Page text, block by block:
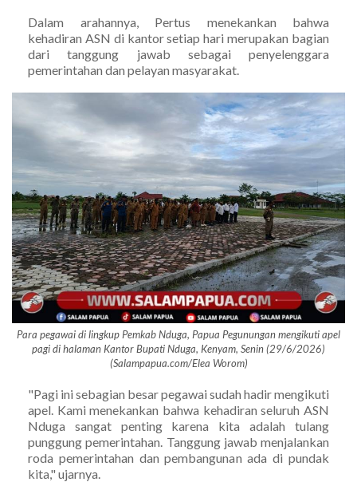
Dalam arahannya, Pertus menekankan bahwa
kehadiran ASN di kantor setiap hari merupakan bagian
dari tanggung jawab sebagai penyelenggara
pemerintahan dan pelayan masyarakat.
Para pegawai di lingkup Pemkab Nduga, Papua Pegunungan mengikuti apel
pagi di halaman Kantor Bupati Nduga, Kenyam, Senin (29/6/2026)
(Salampapua.com/Elea Worom)
"Pagi ini sebagian besar pegawai sudah hadir mengikuti
apel. Kami menekankan bahwa kehadiran seluruh ASN
Nduga sangat penting karena kita adalah tulang
punggung pemerintahan. Tanggung jawab menjalankan
roda pemerintahan dan pembangunan ada di pundak
kita," ujarnya.